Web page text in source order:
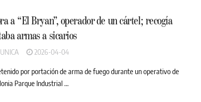
a “El Bryan”, operador de un cártel; recogía
armas a sicarios
2026-04-04
por portación de arma de fuego durante un operativo de
Parque Industrial ...